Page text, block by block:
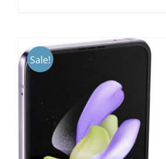
Sale!